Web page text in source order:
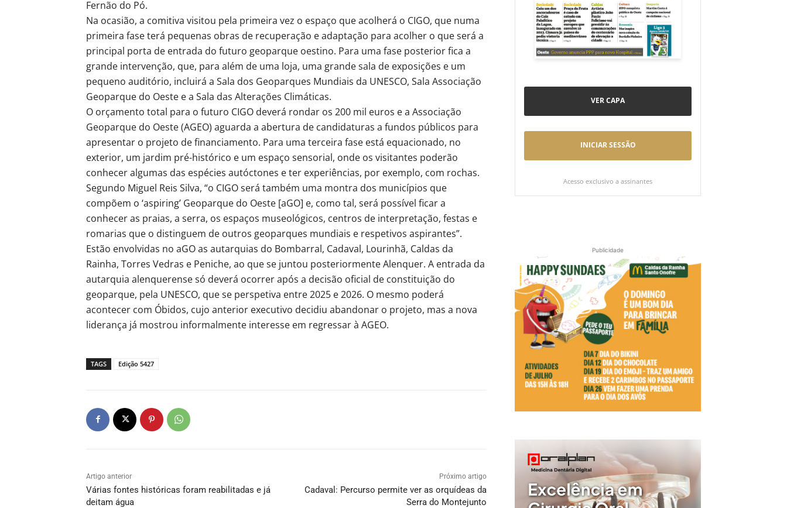
Fernão do Pó.
Na ocasião, a comitiva visitou pela primeira vez o espaço que acolherá o CIGO, que numa
primeira fase terá pequenas obras de recuperação e adaptação para acolher o que será a
principal porta de entrada do futuro geoparque oestino. Para uma fase posterior fica a
grande intervenção, que, para além de uma loja, uma grande sala de exposições e um
pequeno auditório, incluirá a Sala dos Geoparques Mundiais da UNESCO, Sala Associação
Geoparque do Oeste e a Sala das Alterações Climáticas.
O orçamento total para o futuro CIGO deverá rondar os 200 mil euros e a Associação
Geoparque do Oeste (AGEO) aguarda a abertura de candidaturas a fundos públicos para
apresentar o projeto de financiamento. Para uma terceira fase está equacionado, no
exterior, um jardim pré-histórico e um espaço sensorial, onde os visitantes poderão
conhecer algumas das espécies autóctones e ter experiências, por exemplo, com rochas.
Segundo Miguel Reis Silva, “o CIGO será também uma montra dos municípios que
compõem o ‘aspiring’ Geoparque do Oeste [aGO] e, como tal, será possível ficar a
conhecer as praias, a serra, os espaços museológicos, centros de interpretação, festas e
romarias que o distinguem de outros geoparques mundiais e respetivos aspirantes”.
Estão envolvidas no aGO as autarquias do Bombarral, Cadaval, Lourinhã, Caldas da
Rainha, Torres Vedras e Peniche, ao que se juntou posteriormente Alenquer. A entrada da
autarquia alenquerense só deverá ocorrer após a decisão oficial de constituição do
geoparque, pela UNESCO, que se perspetiva entre 2025 e 2026. O mesmo poderá
acontecer com Óbidos, cujo anterior executivo decidiu abandonar o projeto, mas a nova
liderança já mostrou informalmente interesse em regressar à AGEO.
TAGS Edição 5427
Artigo anterior
Várias fontes históricas foram reabilitadas e já
deitam água
Próximo artigo
Cadaval: Percurso permite ver as orquídeas da
Serra do Montejunto
VER CAPA
INICIAR SESSÃO
Acesso exclusivo a assinantes
Publicidade